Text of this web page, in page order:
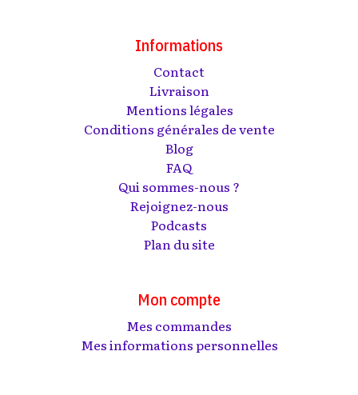
Informations
Contact
Livraison
Mentions légales
Conditions générales de vente
Blog
FAQ
Qui sommes-nous ?
Rejoignez-nous
Podcasts
Plan du site
Mon compte
Mes commandes
Mes informations personnelles